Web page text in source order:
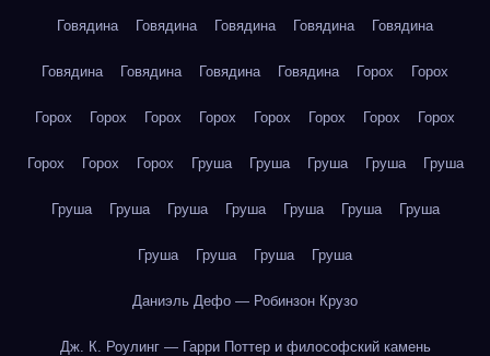
Говядина Говядина Говядина Говядина Говядина
Говядина Говядина Говядина Говядина Горох Горох
Горох Горох Горох Горох Горох Горох Горох Горох
Горох Горох Горох Груша Груша Груша Груша Груша
Груша Груша Груша Груша Груша Груша Груша
Груша Груша Груша Груша
Даниэль Дефо — Робинзон Крузо
Дж. К. Роулинг — Гарри Поттер и философский камень